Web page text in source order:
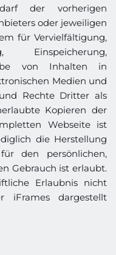
der vorherigen
oder jeweiligen
für Vervielfältigung,
Einspeicherung,
von Inhalten in
Medien und
Rechte Dritter als
Kopieren der
Webseite ist
die Herstellung
den persönlichen,
Gebrauch ist erlaubt.
Erlaubnis nicht
dargestellt